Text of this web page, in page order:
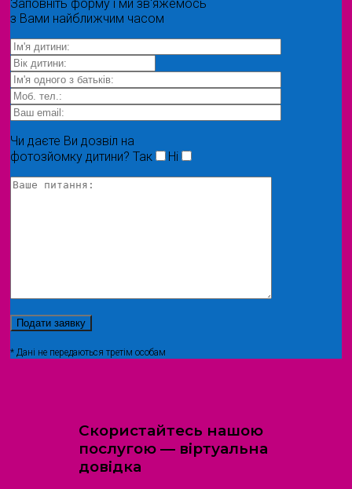
Заповніть форму і ми зв'яжемось
з Вами найближчим часом
Чи даєте Ви дозвіл на
фотозйомку дитини? Так Ні
* Дані не передаються третім особам
Скористайтесь нашою
послугою — віртуальна
довідка